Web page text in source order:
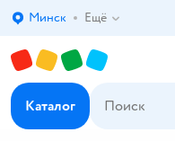
Выбор адреса доставки.
Минск Ещё
Каталог